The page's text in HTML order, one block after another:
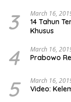
3 March 16,
14 Tahun
Khusus
4 March 16,
Prabowo
5 March 16,
Video: